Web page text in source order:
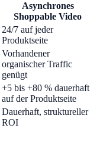
Asynchrones
Shoppable Video
24/7 auf jeder
Produktseite
Vorhandener
organischer Traffic
genügt
+5 bis +80 % dauerhaft
auf der Produktseite
Dauerhaft, struktureller
ROI